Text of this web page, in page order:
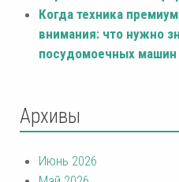
Когда техника
внимания: что нужно
посудомоечных машин
Архивы
Июнь 2026